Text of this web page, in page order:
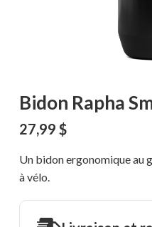
Bidon Rapha
27,99 $
Un bidon ergonomique au
à vélo.